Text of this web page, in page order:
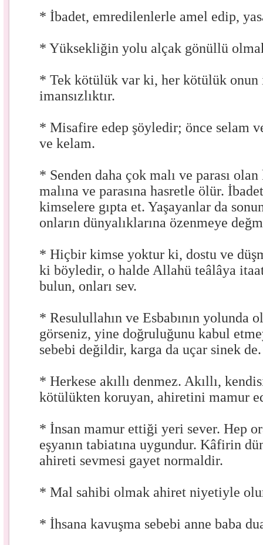
* İbadet, emredilenlerle amel edip,
* Yüksekliğin yolu alçak gönüllü
* Tek kötülük var ki, her kötülük onun
imansızlıktır.
* Misafire edep şöyledir; önce selam
ve kelam.
* Senden daha çok malı ve parası
malına ve parasına hasretle ölür.
kimselere gıpta et. Yaşayanlar da
onların dünyalıklarına özenmeye
* Hiçbir kimse yoktur ki, dostu ve
ki böyledir, o halde Allahü teâlâya
bulun, onları sev.
* Resulullahın ve Esbabının yolunda
görseniz, yine doğruluğunu kabul
sebebi değildir, karga da uçar sinek de.
* Herkese akıllı denmez. Akıllı,
kötülükten koruyan, ahiretini mamur
* İnsan mamur ettiği yeri sever. Hep
eşyanın tabiatına uygundur. Kâfirin
ahireti sevmesi gayet normaldir.
* Mal sahibi olmak ahiret niyetiyle
* İhsana kavuşma sebebi anne baba